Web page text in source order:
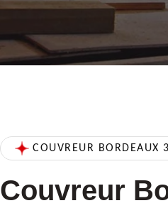
COUVREUR BORDEAUX
Couvreur